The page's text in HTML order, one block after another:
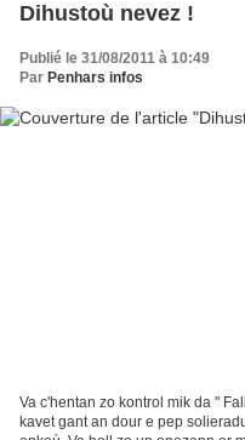
Dihustoù nevez !
Publié le 31/08/2011 à 10:49
Par Penhars infos
Va c'hentan zo kontrol mik da "
kavet gant an dour e pep